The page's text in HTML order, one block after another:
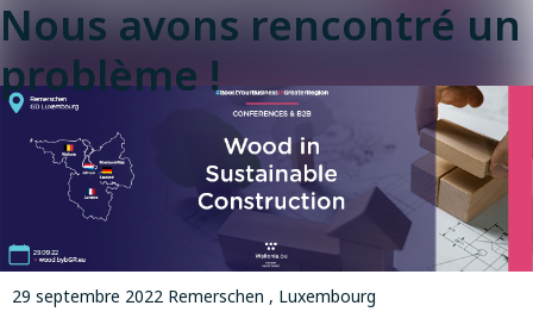
Nous avons rencontré un
problème !
29 septembre 2022 Remerschen , Luxembourg